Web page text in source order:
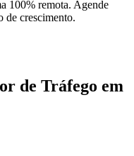
100% remota. Agende
de crescimento.
de Tráfego em